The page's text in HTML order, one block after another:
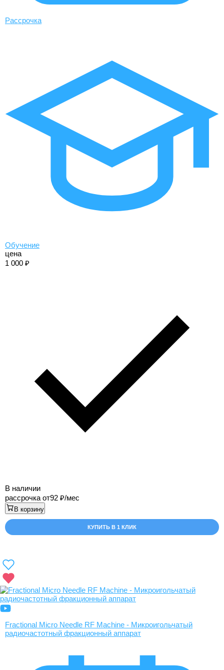
Рассрочка
Обучение
цена
1 000
В наличии
рассрочка от92 /мес
В корзину
КУПИТЬ В 1 КЛИК
Fractional Micro Needle RF Machine - Микроигольчатый
радиочастотный фракционный аппарат